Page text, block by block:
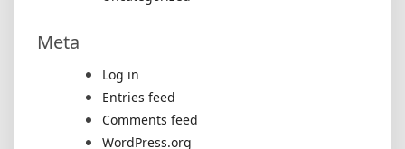
Meta
Log in
Entries feed
Comments feed
WordPress.org